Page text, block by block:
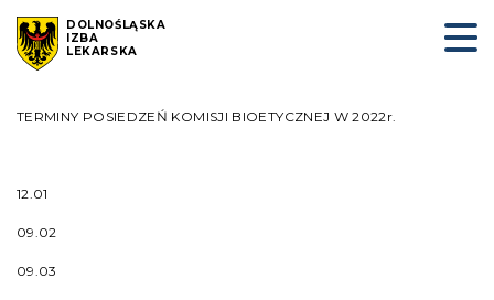
DOLNOŚLĄSKA
IZBA
LEKARSKA
TERMINY POSIEDZEŃ KOMISJI BIOETYCZNEJ W 2022r.
12.01
09.02
09.03